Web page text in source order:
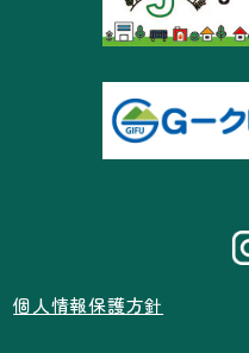
個人情報保護方針